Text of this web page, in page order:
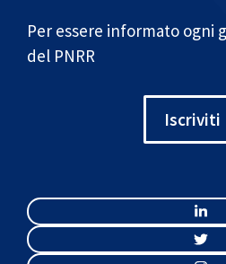
Per essere informato ogni
del PNRR
Iscriviti